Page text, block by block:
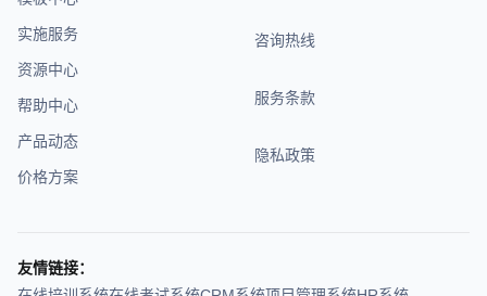
实施服务
资源中心
帮助中心
产品动态
价格方案
咨询热线
服务条款
隐私政策
友情链接：